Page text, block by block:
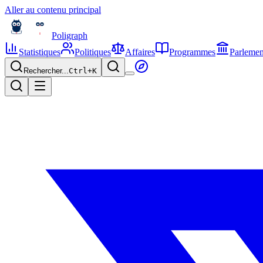
Aller au contenu principal
Poligraph
Statistiques
Politiques Affaires Programmes
Rechercher...Ctrl+K